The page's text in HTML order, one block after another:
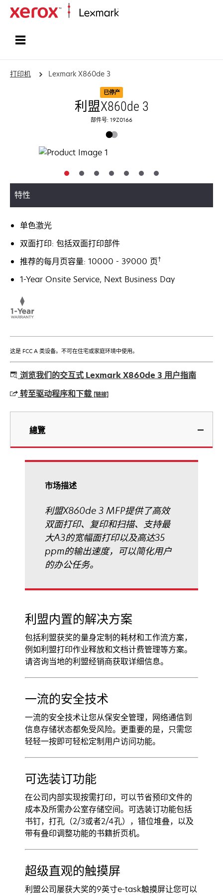
打印机 Lexmark X860de 3
已停产
利盟X860de 3
部件号: 19Z0166
特性
单色激光
双面打印: 包括双面打印部件
推荐的每月页容量: 10000 - 39000 页†
1-Year Onsite Service, Next Business Day
这是 FCC A 类设备。不可在住宅或家庭环境中使用。
浏览我们的交互式 Lexmark X860de 3 用户指南
转至驱动程序和下载 [链接]
在
签
總覽
市场描述
利盟X860de 3 MFP提供了高效
双面打印、复印和扫描、支持最
大A3的宽幅面打印以及高达35
ppm的输出速度，可以简化用户
的办公任务。
利盟内置的解决方案
包括利盟获奖的量身定制的耗材和工作流方案，
例如利盟打印作业释放和文档计费管理等方案。
请咨询当地的利盟经销商获取详细信息。
一流的安全技术
一流的安全技术让您从保安全管理，网络通信到
信息存储状态都免受风险。更重要的是，只需您
轻轻一按即可轻松定制用户访问功能。
可选装订功能
在公司内部实现按需打印，可以节省预印文件的
成本及所需办公室存储空间。可选装订功能包括
书钉，打孔（2/3或者2/4孔），错位堆叠，以及
带有叠印调整功能的书籍折页机。
超级直观的触摸屏
利盟公司屡获大奖的9英寸e-task触摸屏让您可以